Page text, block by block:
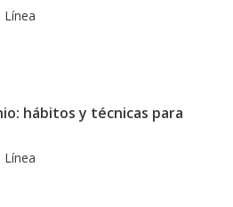
Línea
hábitos y técnicas para
Línea